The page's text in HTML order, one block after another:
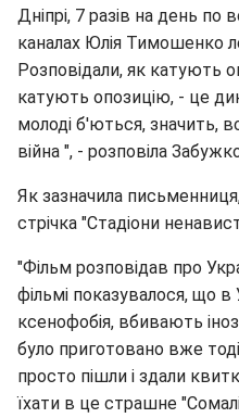
Дніпрі, 7 разів на день по
каналах Юлія Тимошенко
Розповідали, як катують
катують опозицію, - це
молоді б'ються, значить,
війна ", - розповіла
Як зазначила письменниця,
стрічка "Стадіони
"Фільм розповідав про
фільмі показувалося, що
ксенофобія, вбивають
було приготовано вже
просто пішли і здали
їхати в це страшне